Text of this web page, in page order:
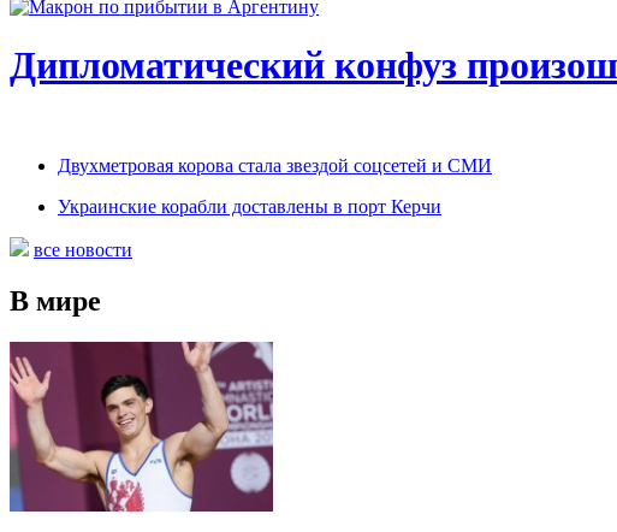
Дипломатический конфуз
Двухметровая корова стала звездой соцсетей и СМИ
Украинские корабли доставлены в порт Керчи
все новости
В мире